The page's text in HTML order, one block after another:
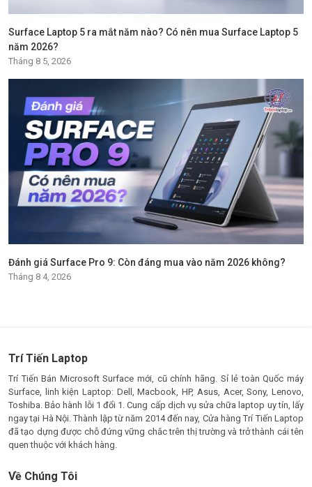
Surface Laptop 5 ra mắt năm nào? Có nên mua Surface Laptop 5
năm 2026?
Tháng 8 5, 2026
Đánh giá Surface Pro 9: Còn đáng mua vào năm 2026 không?
Tháng 8 4, 2026
Trí Tiến Laptop
Trí Tiến Bán Microsoft Surface mới, cũ chính hãng. Sỉ lẻ toàn Quốc máy
Surface, linh kiện Laptop: Dell, Macbook, HP, Asus, Acer, Sony, Lenovo,
Toshiba. Bảo hành lỗi 1 đổi 1. Cung cấp dịch vụ sửa chữa laptop uy tín, lấy
ngay tại Hà Nội. Thành lập từ năm 2014 đến nay, Cửa hàng Trí Tiến Laptop
đã tạo dựng được chỗ đứng vững chắc trên thị trường và trở thành cái tên
quen thuộc với khách hàng.
Về Chúng Tôi